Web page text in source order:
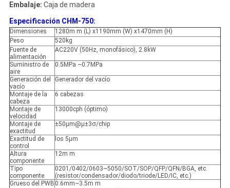
Embalaje: Caja de madera
Especificación CHM-750:
Dimensiones
1280m m (L) x1190mm (W) x1470mm (H)
Peso
520kg
Fuente de
alimentación
AC220V (50Hz, monofásico), 2.8kW
Suministro de
aire
0.5MPa ~0.7MPa
Generación del
vacío
Generador del vacío
Montaje de la
cabeza
6 cabezas
Montaje de
velocidad
13000cph (óptimo)
Montaje de
exactitud
±50μm@μ±3σ/chip
Exactitud de
control
los 5μm
Altura
componente
12m m
Tipo
componente
0201/0402/0603~5050/SOT/SOP/QFP/QFN/BGA, etc.
(resistor/condensador/diodo/triode/LED/IC, etc.)
Grueso del PWB 0.6mm~3.5m m